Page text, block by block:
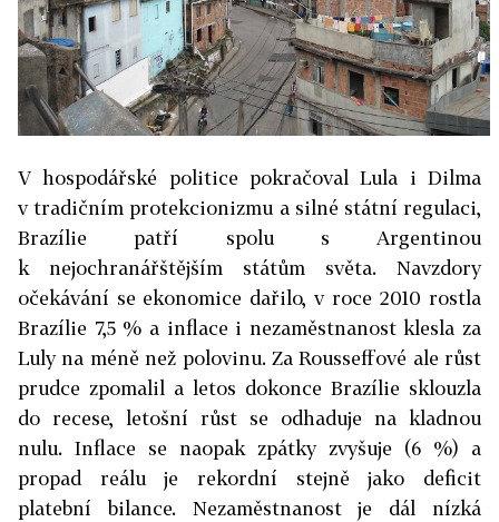
V hospodářské politice pokračoval Lula i Dilma
v tradičním protekcionizmu a silné státní regulaci,
Brazílie patří spolu s Argentinou
k nejochranářštějším státům světa. Navzdory
očekávání se ekonomice dařilo, v roce 2010 rostla
Brazílie 7,5 % a inflace i nezaměstnanost klesla za
Luly na méně než polovinu. Za Rousseffové ale růst
prudce zpomalil a letos dokonce Brazílie sklouzla
do recese, letošní růst se odhaduje na kladnou
nulu. Inflace se naopak zpátky zvyšuje (6 %) a
propad reálu je rekordní stejně jako deficit
platební bilance. Nezaměstnanost je dál nízká